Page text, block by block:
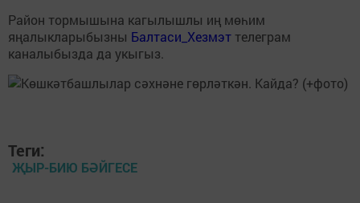
Район тормышына кагылышлы иң мөһим
яңалыкларыбызны Балтаси_Хезмэт телеграм
каналыбызда да укыгыз.
Теги:
ҖЫР-БИЮ БӘЙГЕСЕ